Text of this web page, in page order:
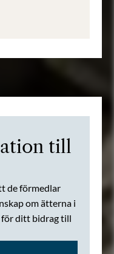
till
de förmedlar
om ätterna i
för ditt bidrag till